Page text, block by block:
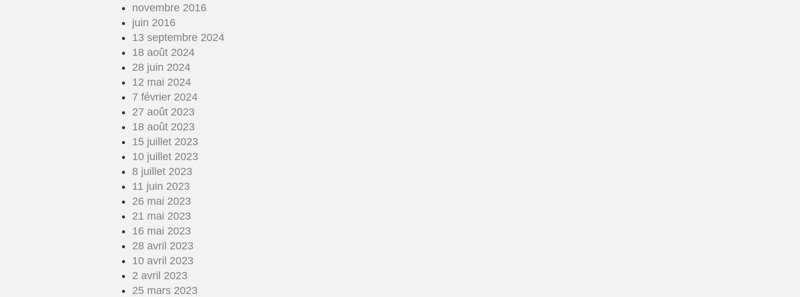
novembre 2016
juin 2016
13 septembre 2024
18 août 2024
28 juin 2024
12 mai 2024
7 février 2024
27 août 2023
18 août 2023
15 juillet 2023
10 juillet 2023
8 juillet 2023
11 juin 2023
26 mai 2023
21 mai 2023
16 mai 2023
28 avril 2023
10 avril 2023
2 avril 2023
25 mars 2023